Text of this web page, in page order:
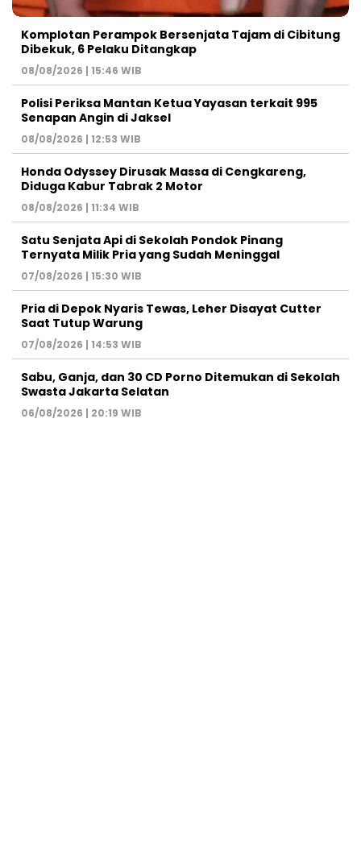
Komplotan Perampok Bersenjata Tajam di Cibitung
Dibekuk, 6 Pelaku Ditangkap
08/08/2026 | 15:46 WIB
Polisi Periksa Mantan Ketua Yayasan terkait 995
Senapan Angin di Jaksel
08/08/2026 | 12:53 WIB
Honda Odyssey Dirusak Massa di Cengkareng,
Diduga Kabur Tabrak 2 Motor
08/08/2026 | 11:34 WIB
Satu Senjata Api di Sekolah Pondok Pinang
Ternyata Milik Pria yang Sudah Meninggal
07/08/2026 | 15:30 WIB
Pria di Depok Nyaris Tewas, Leher Disayat Cutter
Saat Tutup Warung
07/08/2026 | 14:53 WIB
Sabu, Ganja, dan 30 CD Porno Ditemukan di Sekolah
Swasta Jakarta Selatan
06/08/2026 | 20:19 WIB